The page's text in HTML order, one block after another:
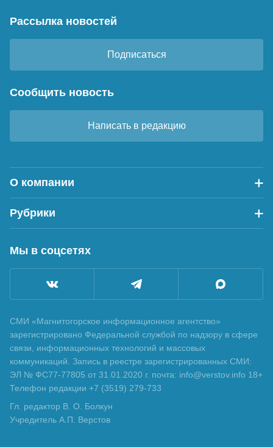
Рассылка новостей
Подписаться
Сообщить новость
Написать в редакцию
О компании
Рубрики
Мы в соцсетях
СМИ «Магнитогорское информационное агентство»
зарегистрировано Федеральной службой по надзору в сфере
связи, информационных технологий и массовых
коммуникаций. Запись в реестре зарегистрированных СМИ:
ЭЛ № ФС77-77805 от 31.01.2020 г. почта: info@verstov.info 18+
Телефон редакции +7 (3519) 279-733
Гл. редактор В. О. Болкун
Учредитель А.П. Верстов